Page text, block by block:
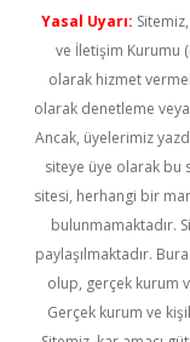
Yasal Uyarı:
ve İletişim Kurumu
olarak hizmet
olarak denetleme
Ancak, üyelerimiz
siteye üye olarak bu
sitesi, herhangi bir
bulunmamaktadır.
paylaşılmaktadır.
olup, gerçek kurum
Gerçek kurum ve